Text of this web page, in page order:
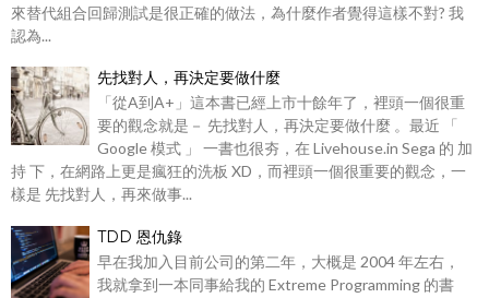
來替代組合回歸測試是很正確的做法，為什麼作者覺得這樣不對? 我
認為...
先找對人，再決定要做什麼
「從A到A+」這本書已經上市十餘年了，裡頭一個很重
要的觀念就是－ 先找對人，再決定要做什麼 。最近 「
Google 模式 」 一書也很夯，在 Livehouse.in Sega 的 加
持 下，在網路上更是瘋狂的洗板 XD，而裡頭一個很重要的觀念，一
樣是 先找對人，再來做事...
TDD 恩仇錄
早在我加入目前公司的第二年，大概是 2004 年左右，
我就拿到一本同事給我的 Extreme Programming 的書